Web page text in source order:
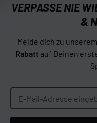
VERPASSE NIE
&
Melde dich zu
Rabatt auf Deinen